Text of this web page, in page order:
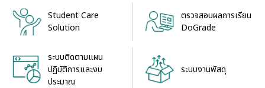
Student Care
Solution
ตรวจสอบผลการเรียน
DoGrade
ระบบติดตามแผน
ปฏิบัติการและงบ
ประมาณ
ระบบงานพัสดุ